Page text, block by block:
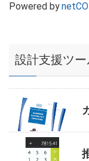
Powered by
設計支援ツ